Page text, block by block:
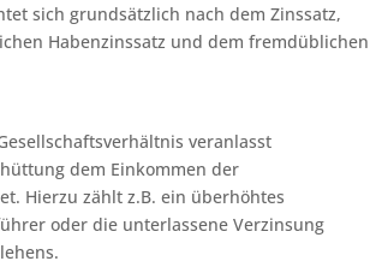
sich grundsätzlich nach dem Zinssatz,
Habenzinssatz und dem fremdüblichen
veranlasst
dem Einkommen der
Hierzu zählt z.B. ein überhöhtes
oder die unterlassene Verzinsung